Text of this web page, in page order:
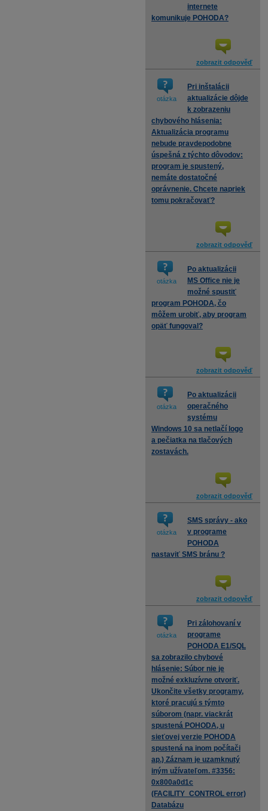
internete
komunikuje POHODA?
zobrazit odpověď
otázka
Pri inštalácii
aktualizácie dôjde
k zobrazeniu
chybového hlásenia:
Aktualizácia programu
nebude pravdepodobne
úspešná z týchto dôvodov:
program je spustený,
nemáte dostatočné
oprávnenie. Chcete napriek
tomu pokračovať?
zobrazit odpověď
otázka
Po aktualizácii
MS Office nie je
možné spustiť
program POHODA, čo
môžem urobiť, aby program
opäť fungoval?
zobrazit odpověď
otázka
Po aktualizácii
operačného
systému
Windows 10 sa netlačí logo
a pečiatka na tlačových
zostavách.
zobrazit odpověď
otázka
SMS správy - ako
v programe
POHODA
nastaviť SMS bránu ?
zobrazit odpověď
otázka
Pri zálohovaní v
programe
POHODA E1/SQL
sa zobrazilo chybové
hlásenie: Súbor nie je
možné exkluzívne otvoriť.
Ukončite všetky programy,
ktoré pracujú s týmto
súborom (napr. viackrát
spustená POHODA, u
sieťovej verzie POHODA
spustená na inom počítači
ap.) Záznam je uzamknutý
iným užívateľom. #3356:
0x800a0d1c
(FACILITY_CONTROL error)
Databázu